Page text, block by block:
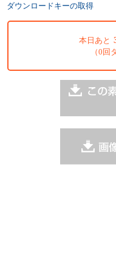
ダウンロードキーの取得
本日あと
（0回